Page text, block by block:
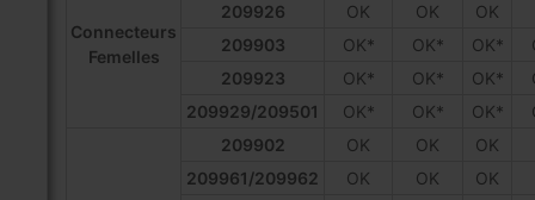
Connecteurs
Femelles
209926
OK OK
OK
209903
OK* OK* OK*
209923
OK* OK* OK*
209929/209501
OK* OK* OK*
209902 OK OK
OK
209961/209962
OK OK
OK